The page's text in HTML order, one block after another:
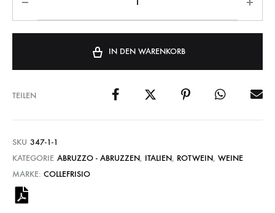
IN DEN WARENKORB
TEILEN
SKU 347-1-1
KATEGORIE ABRUZZO - ABRUZZEN, ITALIEN, ROTWEIN, WEINE
MARKE: COLLEFRISIO